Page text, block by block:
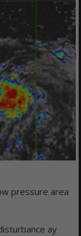
pressure area
ay